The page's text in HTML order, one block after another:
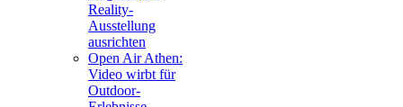
Reality-
Ausstellung
ausrichten
Open Air Athen:
Video wirbt für
Outdoor-